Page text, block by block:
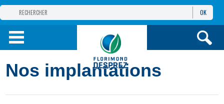
GROUPE
PRODUITS
OK
Nos implantations